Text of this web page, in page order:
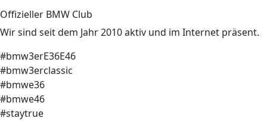
Offizieller BMW Club
Wir sind seit dem Jahr 2010 aktiv und im Internet präsent.
#bmw3erE36E46
#bmw3erclassic
#bmwe36
#bmwe46
#staytrue